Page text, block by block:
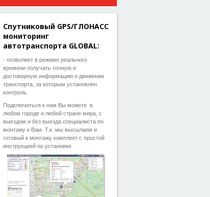
Спутниковый GPS/ГЛОНАСС
мониторинг
автотранспорта GLOBAL:
- позволяет в режиме реального
времени получать точную и
достоверную информацию о движении
транспорта, за которым установлен
контроль.
Подключиться к нам Вы можете в
любом городе и любой стране мира, с
выездом и без выезда специалиста по
монтажу к Вам. Т.к. мы высылаем и
готовый к монтажу комплект с простой
инструкцией по установке.